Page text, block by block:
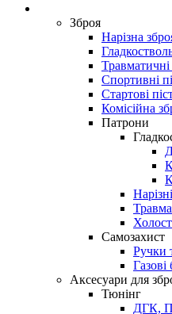
Зброя
Нарізна
Травматичні
Спортивні
Стартові
Комісійна
Патрони
Самозахист
Ручки
Аксесуари для
Тюнінг
ДГК,